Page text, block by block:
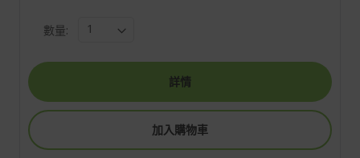
數量:
詳情
加入購物車